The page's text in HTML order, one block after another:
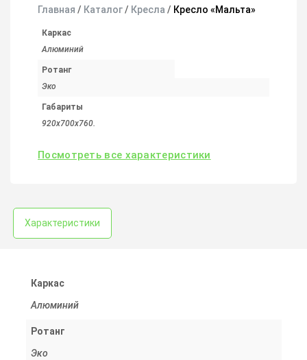
Главная / Каталог/ Кресла / Кресло «Мальта»
Каркас
Алюминий
Ротанг
Эко
Габариты
920х700х760.
Посмотреть все характеристики
Характеристики
Каркас
Алюминий
Ротанг
Эко